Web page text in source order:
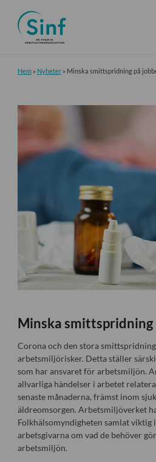
Hem» Nyheter» Minska smittspridning på
Minska smittspridning
Corona och den stora
arbetsmiljörisker. Detta ställer
som har ansvaret för arbetsmiljön.
allvarliga händelser i arbetet
senaste månaderna, främst inom
äldreomsorgen. Arbetsmiljöverket
Folkhälsomyndigheten samlat
arbetsgivarna om vad de behöver
arbetsmiljön.